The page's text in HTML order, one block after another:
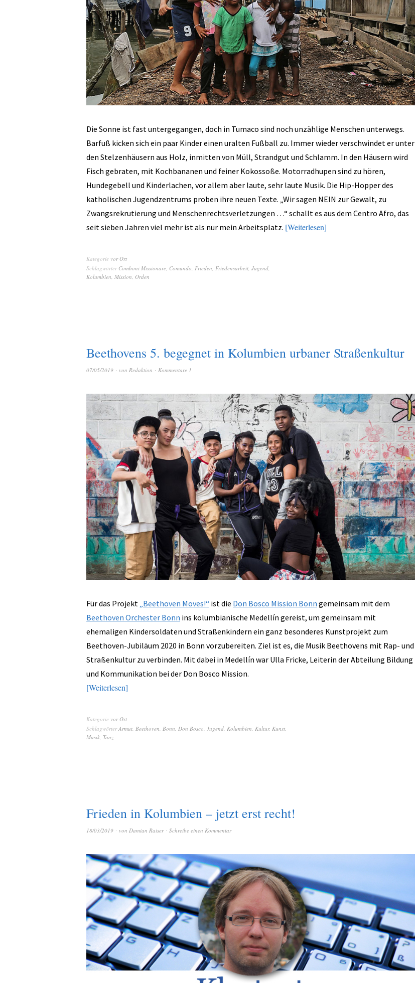
Die Sonne ist fast untergegangen, doch in Tumaco sind noch unzählige Menschen unterwegs.
Barfuß kicken sich ein paar Kinder einen uralten Fußball zu. Immer wieder verschwindet er unter
den Stelzenhäusern aus Holz, inmitten von Müll, Strandgut und Schlamm. In den Häusern wird
Fisch gebraten, mit Kochbananen und feiner Kokossoße. Motorradhupen sind zu hören,
Hundegebell und Kinderlachen, vor allem aber laute, sehr laute Musik. Die Hip-Hopper des
katholischen Jugendzentrums proben ihre neuen Texte. „Wir sagen NEIN zur Gewalt, zu
Zwangsrekrutierung und Menschenrechtsverletzungen …“ schallt es aus dem Centro Afro, das
seit sieben Jahren viel mehr ist als nur mein Arbeitsplatz. Weiterlesen
Kategorie vor Ort
Schlagwörter Comboni Missionare Comundo Frieden Friedensarbeit Jugend
Kolumbien Mission Orden
Beethovens 5. begegnet in Kolumbien urbaner Straßenkultur
07/05/2019 von Redaktion Kommentare 1
Für das Projekt „Beethoven Moves!“ ist die Don Bosco Mission Bonn gemeinsam mit dem
Beethoven Orchester Bonn ins kolumbianische Medellín gereist, um gemeinsam mit
ehemaligen Kindersoldaten und Straßenkindern ein ganz besonderes Kunstprojekt zum
Beethoven-Jubiläum 2020 in Bonn vorzubereiten. Ziel ist es, die Musik Beethovens mit Rap- und
Straßenkultur zu verbinden. Mit dabei in Medellín war Ulla Fricke, Leiterin der Abteilung Bildung
und Kommunikation bei der Don Bosco Mission.
Weiterlesen
Kategorie vor Ort
SchlagwörterArmut, Beethoven, Bonn, Don Bosco, Jugend, Kolumbien, Kultur, Kunst,
Musik, Tanz
Frieden in Kolumbien – jetzt erst recht!
18/03/2019 von Damian Raiser Schreibe einen Kommentar